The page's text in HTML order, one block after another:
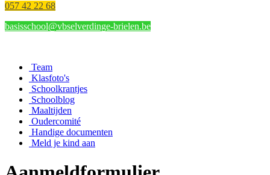
057 42 22 68
basisschool@vbselverdinge-brielen.be
Team
Klasfoto's
Schoolkrantjes
Schoolblog
Maaltijden
Oudercomité
Handige documenten
Meld je kind aan